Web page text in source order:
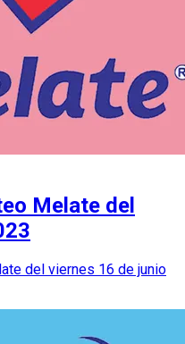
Melate del
del viernes 16 de junio